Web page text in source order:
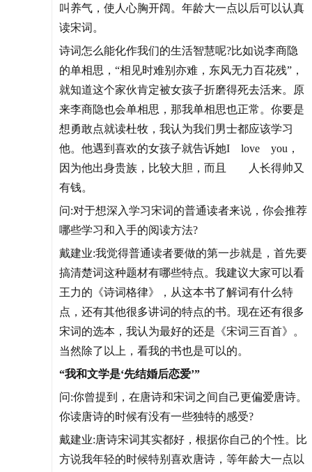
叫养气，使人心胸开阔。年龄大一点以后可以认真
读宋词。
诗词怎么能化作我们的生活智慧呢?比如说李商隐
的单相思，“相见时难别亦难，东风无力百花残”，
就知道这个家伙肯定被女孩子折磨得死去活来。原
来李商隐也会单相思，那我单相思也正常。你要是
想勇敢点就读杜牧，我认为我们男士都应该学习
他。他遇到喜欢的女孩子就告诉她I love you，
因为他出身贵族，比较大胆，而且 人长得帅又
有钱。
问:对于想深入学习宋词的普通读者来说，你会推荐
哪些学习和入手的阅读方法?
戴建业:我觉得普通读者要做的第一步就是，首先要
搞清楚词这种题材有哪些特点。我建议大家可以看
王力的《诗词格律》，从这本书了解词有什么特
点，还有其他很多讲词的特点的书。现在还有很多
宋词的选本，我认为最好的还是《宋词三百首》。
当然除了以上，看我的书也是可以的。
“我和文学是‘先结婚后恋爱’”
问:你曾提到，在唐诗和宋词之间自己更偏爱唐诗。
你读唐诗的时候有没有一些独特的感受?
戴建业:唐诗宋词其实都好，根据你自己的个性。比
方说我年轻的时候特别喜欢唐诗，等年龄大一点以